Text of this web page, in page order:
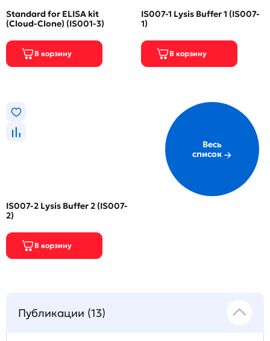
Standard for ELISA kit
(Cloud-Clone) (IS001-3)
IS007-1 Lysis Buffer 1 (IS007-
1)
IS007-2 Lysis Buffer 2 (IS007-
2)
Весь
список
Публикации (13)